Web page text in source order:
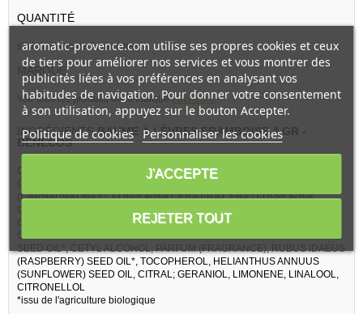
QUANTITÉ
stick à lèvres de 4 grammes
MARQUE
Voir tous les produits de la marque :Benecos
INGRÉDIENTSBAUME À LÈVRES FRAMBOISE 4 GR -
BENECOS
OLEA EUROPAEA (OLIVE) FRUIT OIL*, RHUS VERNICIFLUA PEEL
CERA, COPERNICIA CERIFERA CERA / COPERNICIA CERIFERA
(CARNAUBA) WAX*, EUPHORBIA CERIFERA CERA / EUPHORBIA
CERIFERA (CANDELILLA) WAX, RICINUS COMMUNIS (CASTOR) SEED
OIL*, BUTYROSPERMUM PARKII (SHEA) BUTTER*, THEOBROMA
CACAO (COCOA) SEED BUTTER*; SIMMONDSIA CHINENSIS (JOJOBA)
SEED OIL*, CETYL ALCOHOL; PARFUM (FRAGRANCE), RUBUS IDAEUS
(RASPBERRY) SEED OIL*, TOCOPHEROL, HELIANTHUS ANNUUS
(SUNFLOWER) SEED OIL, CITRAL; GERANIOL, LIMONENE, LINALOOL,
CITRONELLOL
*issu de l'agriculture biologique
aromatic-provence.com utilise ses propres cookies et ceux
de tiers pour améliorer nos services et vous montrer des
publicités liées à vos préférences en analysant vos
habitudes de navigation. Pour donner votre consentement
à son utilisation, appuyez sur le bouton Accepter.
Politique de cookies Personnaliser les cookies
REJETER TOUT
J'ACCEPTE